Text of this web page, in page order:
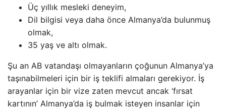
Üç yıllık mesleki deneyim,
Dil bilgisi veya daha önce Almanya’da bulunmuş
olmak,
35 yaş ve altı olmak.
Şu an AB vatandaşı olmayanların çoğunun Almanya’ya
taşınabilmeleri için bir iş teklifi almaları gerekiyor. İş
arayanlar için bir vize zaten mevcut ancak ‘fırsat
kartının’ Almanya’da iş bulmak isteyen insanlar için